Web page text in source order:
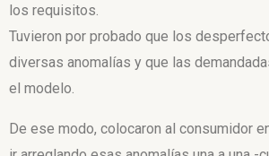
los requisitos.
Tuvieron por probado que los
diversas anomalías y que las
el modelo.
De ese modo, colocaron al consumidor